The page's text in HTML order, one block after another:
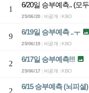
1
6/20일 승부예측.. (모
25/06/20 비공개 KBO
9
6/19일 승부예측 ..ㅜ 
25/06/19 비공개 KBO
2
6/17일 승부예측!!! 
25/06/17 비공개 KBO
2
6/15 승부예측 (뇌피셜)